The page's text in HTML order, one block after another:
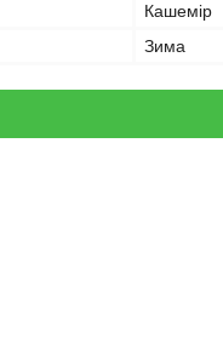
Кашемір
Зима